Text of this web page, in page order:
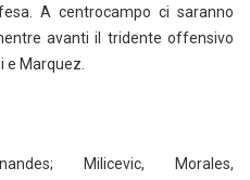
A centrocampo ci saranno
avanti il tridente offensivo
e Marquez.
Milicevic, Morales,